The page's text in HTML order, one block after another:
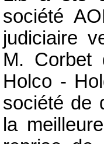
société
judiciaire
M. Corbet
Holco -
société de
la